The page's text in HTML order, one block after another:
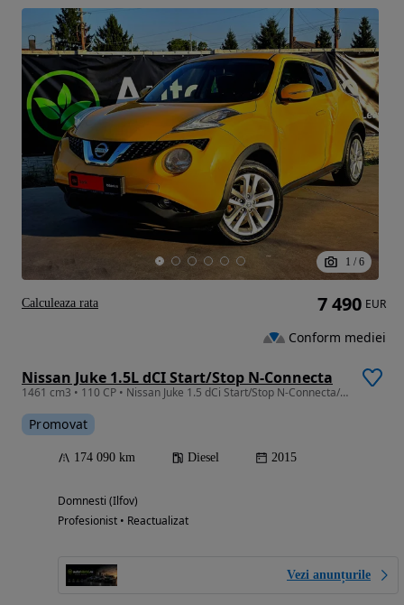
1 / 6
Nissan Juke 1.5L dCI Start/Stop N-Connecta
1461 cm3 • 110 CP • Nissan Juke 1.5 dCi Start/Stop N-Connecta/Posibilitate Rate
Promovat
174 090 km Diesel 2015
Domnesti (Ilfov)
Profesionist • Reactualizat
Vezi anunțurile
7 490 EUR
Conform mediei
Calculeaza rata